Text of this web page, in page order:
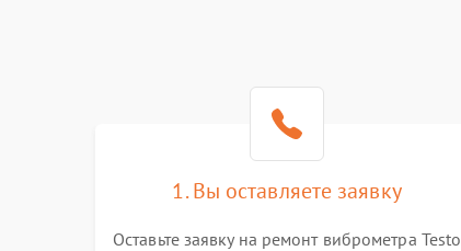
1. Вы оставляете заявку
Оставьте заявку на ремонт виброметра Testo